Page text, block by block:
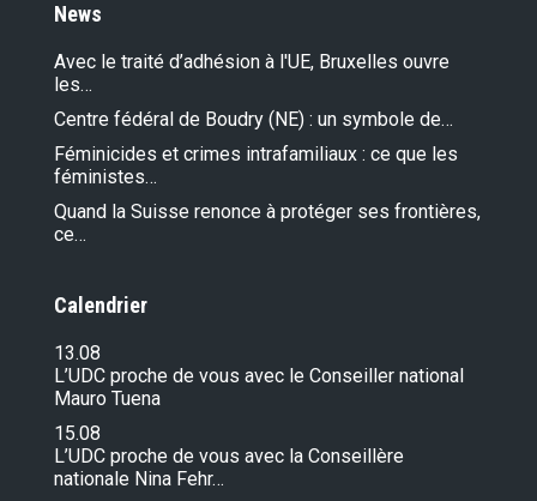
News
Avec le traité d’adhésion à l'UE, Bruxelles ouvre
les…
Centre fédéral de Boudry (NE) : un symbole de…
Féminicides et crimes intrafamiliaux : ce que les
féministes…
Quand la Suisse renonce à protéger ses frontières,
ce…
Calendrier
13.08
L’UDC proche de vous avec le Conseiller national
Mauro Tuena
15.08
L’UDC proche de vous avec la Conseillère
nationale Nina Fehr…